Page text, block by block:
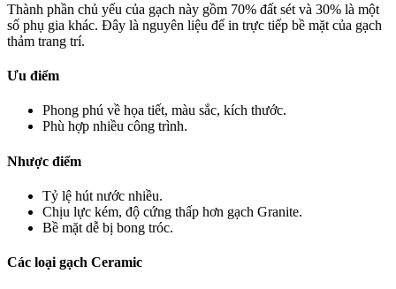
Thành phần chủ yếu của gạch này gồm 70% đất sét và 30% là một
số phụ gia khác. Đây là nguyên liệu để in trực tiếp bề mặt của gạch
thảm trang trí.
Ưu điểm
Phong phú về họa tiết, màu sắc, kích thước.
Phù hợp nhiều công trình.
Nhược điểm
Tỷ lệ hút nước nhiều.
Chịu lực kém, độ cứng thấp hơn gạch Granite.
Bề mặt dễ bị bong tróc.
Các loại gạch Ceramic